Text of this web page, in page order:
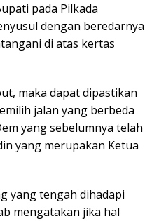
pada Pilkada
dengan beredarnya
di atas kertas
maka dapat dipastikan
jalan yang berbeda
yang sebelumnya telah
yang merupakan Ketua
yang tengah dihadapi
mengatakan jika hal